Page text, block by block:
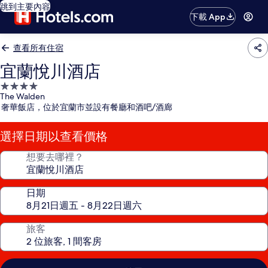
跳到主要內容
下載 App
查看所有住宿
宜蘭悅川酒店
4.0
星
級
住
宿
The Walden
奢華飯店，位於宜蘭市並設有餐廳和酒吧/酒廊
選擇日期以查看價格
想要去哪裡？
日期
旅客